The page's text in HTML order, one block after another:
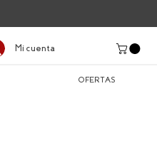
Mi cuenta
OFERTAS